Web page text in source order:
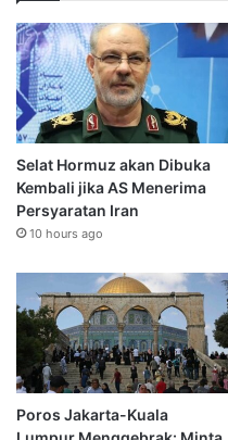
Selat Hormuz akan Dibuka
Kembali jika AS Menerima
Persyaratan Iran
10 hours ago
Poros Jakarta-Kuala